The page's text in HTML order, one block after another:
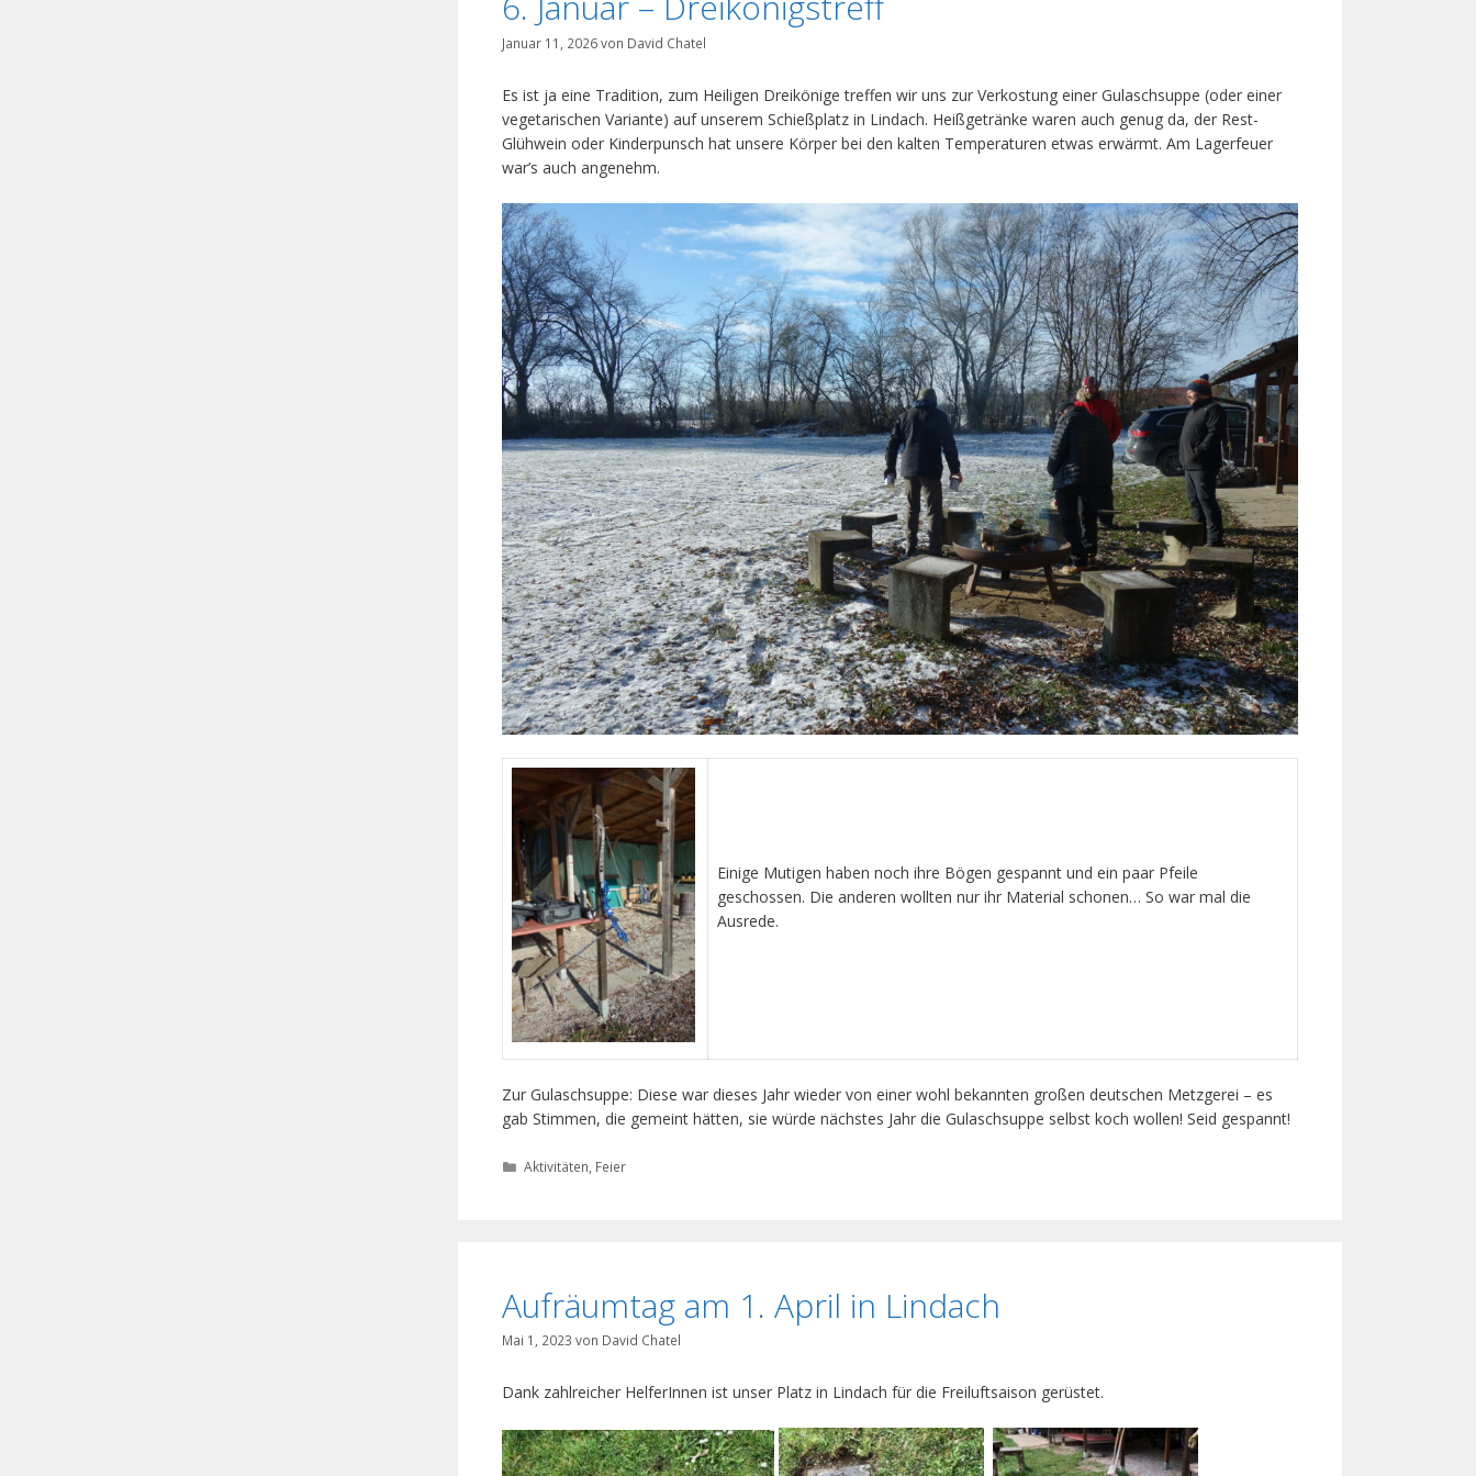
Januar 11, 2026von David Chatel
Es ist ja eine Tradition, zum Heiligen Dreikönige treffen wir uns zur Verkostung einer Gulaschsuppe (oder einer
vegetarischen Variante) auf unserem Schießplatz in Lindach. Heißgetränke waren auch genug da, der Rest-
Glühwein oder Kinderpunsch hat unsere Körper bei den kalten Temperaturen etwas erwärmt. Am Lagerfeuer
war’s auch angenehm.
Einige Mutigen haben noch ihre Bögen gespannt und ein paar Pfeile
geschossen. Die anderen wollten nur ihr Material schonen… So war mal die
Ausrede.
Zur Gulaschsuppe: Diese war dieses Jahr wieder von einer wohl bekannten großen deutschen Metzgerei – es
gab Stimmen, die gemeint hätten, sie würde nächstes Jahr die Gulaschsuppe selbst koch wollen! Seid gespannt!
Kategorien
Aktivitäten Feier
Aufräumtag am 1. April in Lindach
Mai 1, 2023 von David Chatel
Dank zahlreicher HelferInnen ist unser Platz in Lindach für die Freiluftsaison gerüstet.